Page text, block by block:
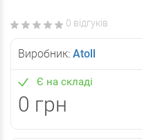
0 відгуків
Виробник: Atoll
Є на складі
0 грн